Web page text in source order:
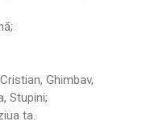
Ghimbav,
Stupini;
ta.